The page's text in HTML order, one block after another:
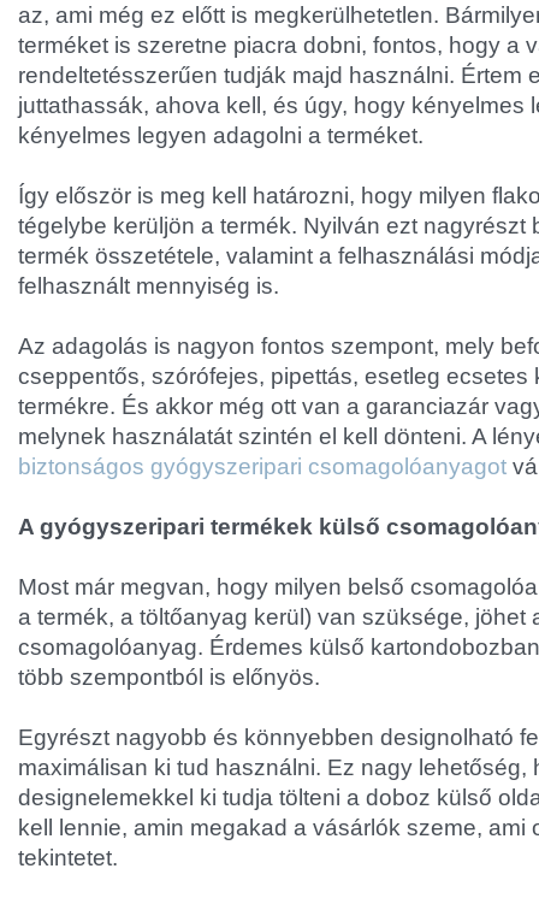
az, ami még ez előtt is megkerülhetetlen.
terméket is szeretne piacra dobni, fontos, hogy a
rendeltetésszerűen tudják majd használni. Értem
juttathassák, ahova kell, és úgy, hogy kényelmes
kényelmes legyen adagolni a terméket.
Így először is meg kell határozni, hogy milyen
tégelybe kerüljön a termék. Nyilván ezt nagyrészt
termék összetétele, valamint a felhasználási
felhasznált mennyiség is.
Az adagolás is nagyon fontos szempont, mely
cseppentős, szórófejes, pipettás, esetleg ecsetes
termékre. És akkor még ott van a garanciazár
melynek használatát szintén el kell dönteni. A
biztonságos gyógyszeripari csomagolóanyagot
A gyógyszeripari termékek külső
Most már megvan, hogy milyen belső
a termék, a töltőanyag kerül) van szüksége, jöhet
csomagolóanyag. Érdemes külső
több szempontból is előnyös.
Egyrészt nagyobb és könnyebben designolható
maximálisan ki tud használni. Ez nagy lehetőség,
designelemekkel ki tudja tölteni a doboz külső
kell lennie, amin megakad a vásárlók szeme, ami
tekintetet.